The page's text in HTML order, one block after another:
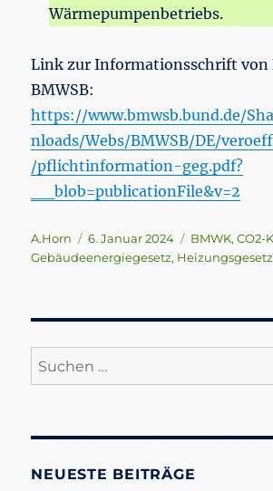
Wärmepumpenbetriebs.
Link zur Informationsschrift von
BMWSB:
https://www.bmwsb.bund.de/
nloads/Webs/BMWSB/DE/
/pflichtinformation-geg.pdf?
__blob=publicationFile&v=2
Autor
A.Horn
Veröffentlicht
am
6. Januar 2024 Schlagwörter
BMWK,CO2-
Gebäudeenergiegesetz, Heizungsgesetz
Suchen
nach:
NEUESTE BEITRÄGE